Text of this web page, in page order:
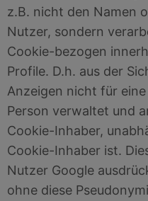
z.B. nicht den Namen
Nutzer, sondern
Cookie-bezogen
Profile. D.h. aus der
Anzeigen nicht für
Person verwaltet und
Cookie-Inhaber,
Cookie-Inhaber ist.
Nutzer Google
ohne diese